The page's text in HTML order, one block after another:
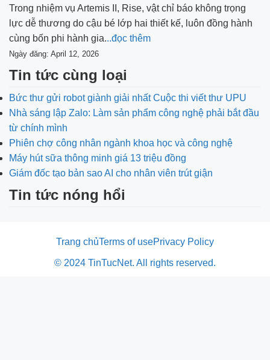
Trong nhiệm vụ Artemis II, Rise, vật chỉ báo không trọng
lực dễ thương do cậu bé lớp hai thiết kế, luôn đồng hành
cùng bốn phi hành gia...đọc thêm
Ngày đăng: April 12, 2026
Tin tức cùng loại
Bức thư gửi robot giành giải nhất Cuộc thi viết thư UPU
Nhà sáng lập Zalo: Làm sản phẩm công nghệ phải bắt đầu
từ chính mình
Phiên chợ công nhân ngành khoa học và công nghệ
Máy hút sữa thông minh giá 13 triệu đồng
Giám đốc tạo bản sao AI cho nhân viên trút giận
Tin tức nóng hổi
Trang chủTerms of usePrivacy Policy
© 2024 TinTucNet. All rights reserved.